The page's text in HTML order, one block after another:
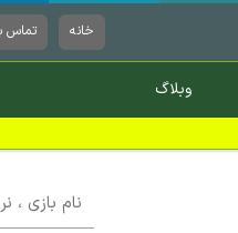
خانه تماس
وبلاگ
بازی
،